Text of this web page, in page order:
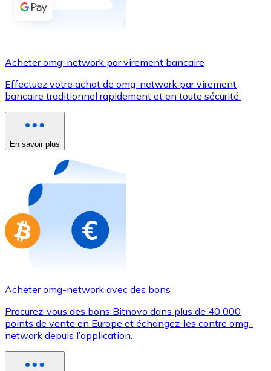
Virement SEPA
Utilisez les cartes Visa et Mastercard pour acheter
Acheter avec carte
Nouveau
Achetez des cartes-cadeaux de vos marques
Aller à la boutique de cartes-cadeaux
Acheter omg-network par virement bancaire
Effectuez votre achat de omg-network par virement
bancaire traditionnel rapidement et en toute sécurité.
En savoir plus
Acheter omg-network avec des bons
Procurez-vous des bons Bitnovo dans plus de 40 000
points de vente en Europe et échangez-les contre omg-
network depuis l’application.